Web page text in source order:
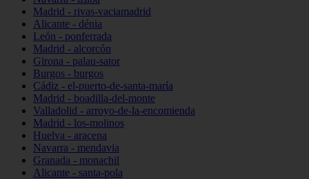
Madrid - rivas-vaciamadrid
Alicante - dénia
León - ponferrada
Madrid - alcorcón
Girona - palau-sator
Burgos - burgos
Cádiz - el-puerto-de-santa-maría
Madrid - boadilla-del-monte
Valladolid - arroyo-de-la-encomienda
Madrid - los-molinos
Huelva - aracena
Navarra - mendavia
Granada - monachil
Alicante - santa-pola